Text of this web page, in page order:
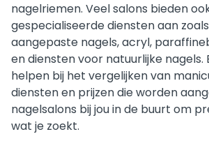
nagelriemen. Veel salons bieden
gespecialiseerde diensten aan
aangepaste nagels, acryl,
en diensten voor natuurlijke nagels.
helpen bij het vergelijken van
diensten en prijzen die worden
nagelsalons bij jou in de buurt om
wat je zoekt.